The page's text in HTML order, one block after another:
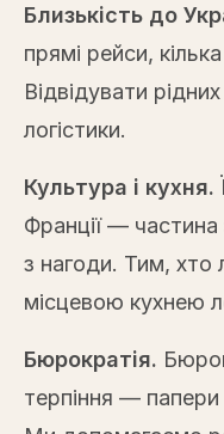
Близькість до
прямі рейси,
Відвідувати
логістики.
Культура і кухня.
Франції —
з нагоди. Тим, хто
місцевою кухнею
Бюрократія.
терпіння —